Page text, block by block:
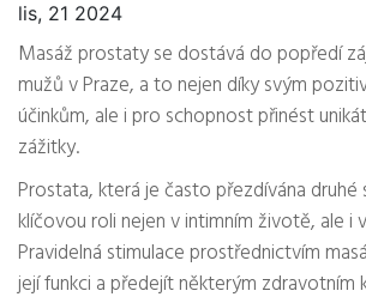
lis, 21 2024
Masáž prostaty se dostává do popředí
mužů v Praze, a to nejen díky svým
účinkům, ale i pro schopnost přinést
zážitky.
Prostata, která je často přezdívána druhé
klíčovou roli nejen v intimním životě, ale i
Pravidelná stimulace prostřednictvím
její funkci a předejít některým zdravotním